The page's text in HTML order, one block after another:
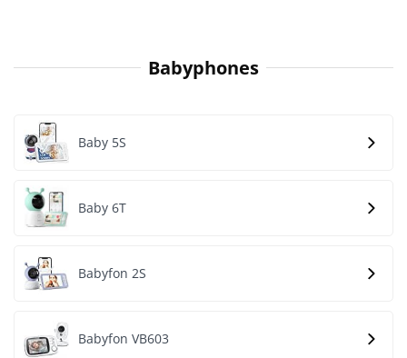
Babyphones
Baby 5S
Baby 6T
Babyfon 2S
Babyfon VB603